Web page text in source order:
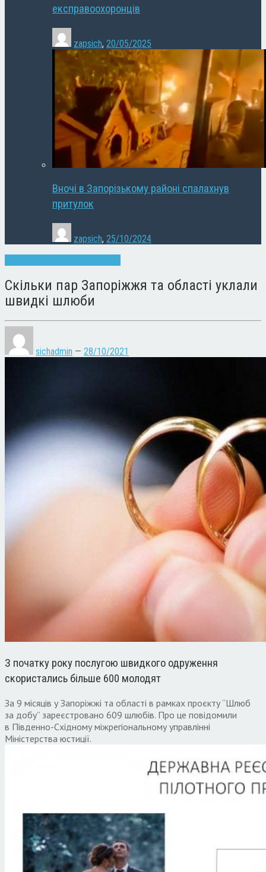
експравоохоронців
zapsich, 20/05/2025
Вночі в Запорізькому районі спалахнув
притулок
zapsich, 25/10/2024
Скільки пар Запоріжжя та області уклали
швидкі шлюби
sichadmin — 28/10/2021
З початку року послугою швидкого одруження
скористались більше 600 молодят
За 9 місяців у Запоріжжі та області в рамках проєкту “Шлюб
за добу” зареєстровано 609 шлюбів. Про це повідомили
в Південно-Східному міжрегіональному управлінні
Міністерства юстиції.